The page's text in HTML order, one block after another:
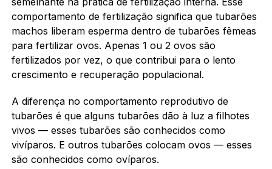
comportamento de fertilização significa que tubarões
machos liberam esperma dentro de tubarões fêmeas
para fertilizar ovos. Apenas 1 ou 2 ovos são
fertilizados por vez, o que contribui para o lento
crescimento e recuperação populacional.
A diferença no comportamento reprodutivo de
tubarões é que alguns tubarões dão à luz a filhotes
vivos — esses tubarões são conhecidos como
vivíparos. E outros tubarões colocam ovos — esses
são conhecidos como ovíparos.